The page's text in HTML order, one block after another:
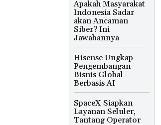
Apakah Masyarakat
Indonesia Sadar
akan Ancaman
Siber? Ini
Jawabannya
Hisense Ungkap
Pengembangan
Bisnis Global
Berbasis AI
SpaceX Siapkan
Layanan Seluler,
Tantang Operator